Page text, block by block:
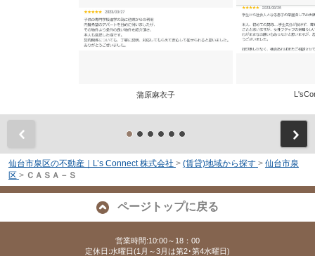
蒲原麻衣子
仙台市泉区の不動産｜L’s Connect 株式会社 > (賃貸)地域から探す > 仙台市泉
区 > ＣＡＳＡ－Ｓ
ページトップに戻る
営業時間:10:00～18：00
定休日:水曜日(1月～3月は第2･第4水曜日)